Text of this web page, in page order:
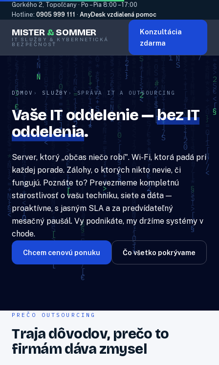
Gorkého 2, Topoľčany · Po – Pia 8:00 – 17:00
Hotline: 0905 999 111 · AnyDesk vzdialená pomoc
MISTER & SOMMER
IT SLUŽBY & KYBERNETICKÁ
BEZPEČNOSŤ
Konzultácia
zdarma
DOMOV SLUŽBY SPRÁVA IT A OUTSOURCING
Vaše IT oddelenie —bez IT
oddelenia.
Server, ktorý „občas niečo robí". Wi-Fi, ktorá padá pri
každej porade. Zálohy, o ktorých nikto nevie, či
fungujú. Poznáte to? Prevezmeme kompletnú
starostlivosť o vašu techniku, siete a dáta —
proaktívne, s jasným SLA a za predvídateľný
mesačný paušál. Vy podnikáte, my držíme systémy v
chode.
Chcem cenovú ponuku Čo všetko pokrývame
PREČO OUTSOURCING
Traja dôvodov, prečo to
firmám dáva zmysel